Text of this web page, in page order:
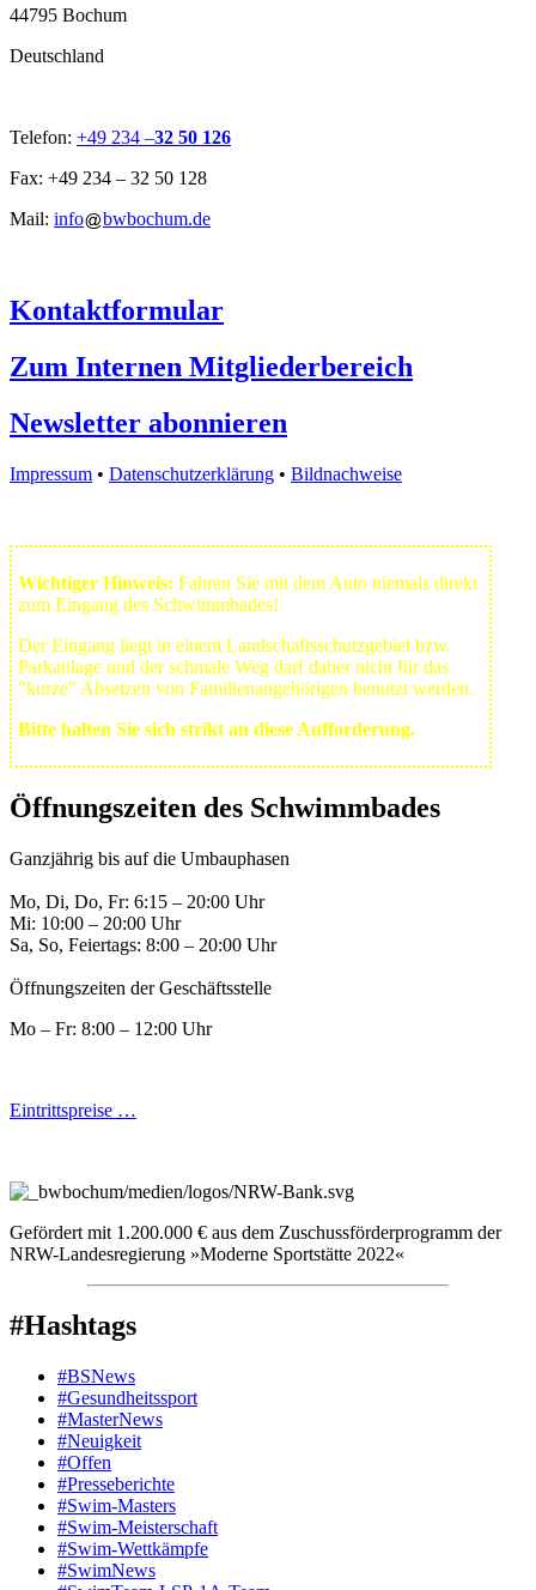
44795 Bochum
Deutschland
Telefon: +49 234 –32 50 126
Fax: +49 234 – 32 50 128
Mail: info bwbochum.de
Kontaktformular
Zum Internen Mitgliederbereich
Newsletter abonnieren
Impressum • Datenschutzerklärung • Bildnachweise
Wichtiger Hinweis: Fahren Sie mit dem Auto niemals direkt
zum Eingang des Schwimmbades!
Der Eingang liegt in einem Landschafts­schutzgebiet bzw.
Park­anlage und der schmale Weg darf daher nicht für das
"kurze" Absetzen von Familienangehörigen benutzt werden.
Bitte halten Sie sich strikt an diese Aufforderung.
Öffnungszeiten des Schwimmbades
Ganzjährig bis auf die Umbauphasen
Mo, Di, Do, Fr: 6:15 – 20:00 Uhr
Mi: 10:00 – 20:00 Uhr
Sa, So, Feiertags: 8:00 – 20:00 Uhr
Öffnungszeiten der Geschäftsstelle
Mo – Fr: 8:00 – 12:00 Uhr
Eintrittspreise …
Gefördert mit 1.200.000 € aus dem Zuschussförderprogramm der
NRW-Landesregierung »Moderne Sportstätte 2022«
#Hashtags
#BSNews
#Gesundheitssport
#MasterNews
#Neuigkeit
#Offen
#Presse­berichte
#Swim-Masters
#Swim-Meister­schaft
#Swim-Wett­kämpfe
#SwimNews